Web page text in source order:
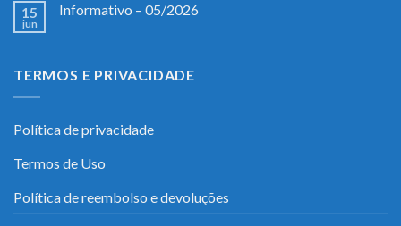
15
jun
Informativo – 05/2026
TERMOS E PRIVACIDADE
Política de privacidade
Termos de Uso
Política de reembolso e devoluções